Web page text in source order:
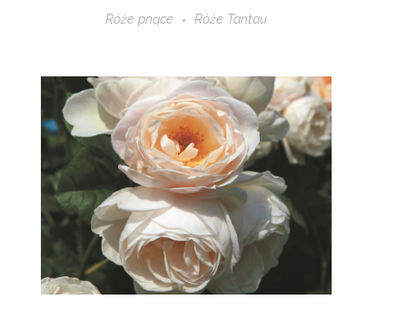
Róże pnące Róże Tantau